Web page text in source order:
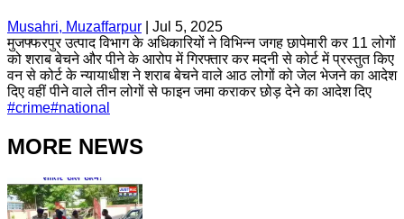
Musahri, Muzaffarpur
Jul 5, 2025
मुजफ्फरपुर उत्पाद विभाग के अधिकारियों ने विभिन्न जगह छापेमारी कर 11 लोगों
को शराब बेचने और पीने के आरोप में गिरफ्तार कर मदनी से कोर्ट में प्रस्तुत किए
वन से कोर्ट के न्यायाधीश ने शराब बेचने वाले आठ लोगों को जेल भेजने का आदेश
दिए वहीं पीने वाले तीन लोगों से फाइन जमा कराकर छोड़ देने का आदेश दिए
#crime#national
MORE NEWS